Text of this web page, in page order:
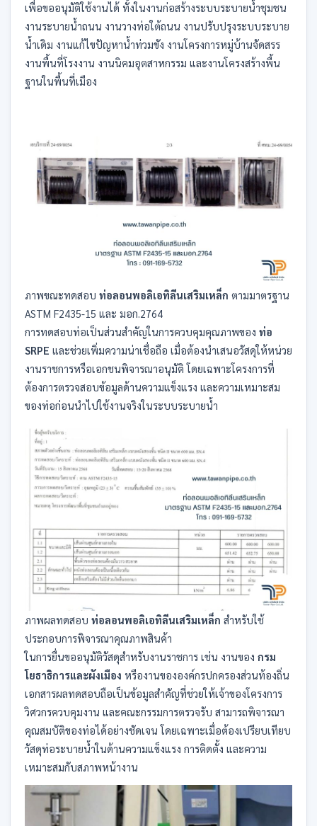
เพื่อขออนุมัติใช้งานได้ ทั้งในงานก่อสร้างระบบระบายน้ำชุมชน
งานระบายน้ำถนน งานวางท่อใต้ถนน งานปรับปรุงระบบระบาย
น้ำเดิม งานแก้ไขปัญหาน้ำท่วมขัง งานโครงการหมู่บ้านจัดสรร
งานพื้นที่โรงงาน งานนิคมอุตสาหกรรม และงานโครงสร้างพื้น
ฐานในพื้นที่เมือง
ภาพขณะทดสอบ ท่อลอนพอลิเอทิลีนเสริมเหล็ก ตามมาตรฐาน
ASTM F2435-15 และ มอก.2764
การทดสอบท่อเป็นส่วนสำคัญในการควบคุมคุณภาพของ ท่อ
SRPE และช่วยเพิ่มความน่าเชื่อถือ เมื่อต้องนำเสนอวัสดุให้หน่วย
งานราชการหรือเอกชนพิจารณาอนุมัติ โดยเฉพาะโครงการที่
ต้องการตรวจสอบข้อมูลด้านความแข็งแรง และความเหมาะสม
ของท่อก่อนนำไปใช้งานจริงในระบบระบายน้ำ
ภาพผลทดสอบ ท่อลอนพอลิเอทิลีนเสริมเหล็ก สำหรับใช้
ประกอบการพิจารณาคุณภาพสินค้า
ในการยื่นขออนุมัติวัสดุสำหรับงานราชการ เช่น งานของ กรม
โยธาธิการและผังเมือง หรืองานขององค์กรปกครองส่วนท้องถิ่น
เอกสารผลทดสอบถือเป็นข้อมูลสำคัญที่ช่วยให้เจ้าของโครงการ
วิศวกรควบคุมงาน และคณะกรรมการตรวจรับ สามารถพิจารณา
คุณสมบัติของท่อได้อย่างชัดเจน โดยเฉพาะเมื่อต้องเปรียบเทียบ
วัสดุท่อระบายน้ำในด้านความแข็งแรง การติดตั้ง และความ
เหมาะสมกับสภาพหน้างาน